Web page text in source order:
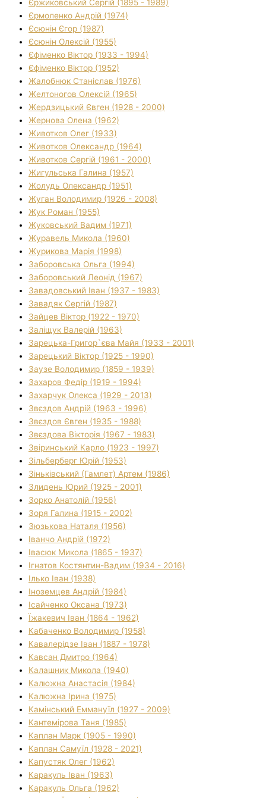
Єржиковський Сергій (1895 - 1989)
Єрмоленко Андрій (1974)
Єсюнін Єгор (1987)
Єсюнін Олексій (1955)
Єфіменко Віктор (1933 - 1994)
Єфіменко Віктор (1952)
Жалобнюк Станіслав (1976)
Желтоногов Олексій (1965)
Жердзицький Євген (1928 - 2000)
Жернова Олена (1962)
Животков Олег (1933)
Животков Олександр (1964)
Животков Сергій (1961 - 2000)
Жигульська Галина (1957)
Жолудь Олександр (1951)
Жуган Володимир (1926 - 2008)
Жук Роман (1955)
Жуковський Вадим (1971)
Журавель Микола (1960)
Журикова Марія (1998)
Заборовська Ольга (1994)
Заборовський Леонід (1967)
Завадовський Іван (1937 - 1983)
Завадяк Сергій (1987)
Зайцев Віктор (1922 - 1970)
Заліщук Валерій (1963)
Зарецька-Григор`єва Майя (1933 - 2001)
Зарецький Віктор (1925 - 1990)
Заузе Володимир (1859 - 1939)
Захаров Федір (1919 - 1994)
Захарчук Олекса (1929 - 2013)
Звєздов Андрій (1963 - 1996)
Звєздов Євген (1935 - 1988)
Звєздова Вікторія (1967 - 1983)
Звіринський Карло (1923 - 1997)
Зільберберг Юрій (1953)
Зіньківський (Гамлет) Артем (1986)
Злидень Юрий (1925 - 2001)
Зорко Анатолій (1956)
Зоря Галина (1915 - 2002)
Зюзькова Наталя (1956)
Іванчо Андрій (1972)
Івасюк Микола (1865 - 1937)
Ігнатов Костянтин-Вадим (1934 - 2016)
Ілько Іван (1938)
Іноземцев Андрій (1984)
Ісайченко Оксана (1973)
Їжакевич Іван (1864 - 1962)
Кабаченко Володимир (1958)
Кавалерідзе Іван (1887 - 1978)
Кавсан Дмитро (1964)
Калашник Микола (1940)
Калюжна Анастасія (1984)
Калюжна Ірина (1975)
Камінський Еммануїл (1927 - 2009)
Кантемірова Таня (1985)
Каплан Марк (1905 - 1990)
Каплан Самуїл (1928 - 2021)
Капустяк Олег (1962)
Каракуль Іван (1963)
Каракуль Ольга (1962)